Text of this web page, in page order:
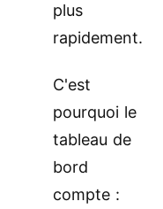
plus
rapidement.
C'est
pourquoi le
tableau de
bord
compte :